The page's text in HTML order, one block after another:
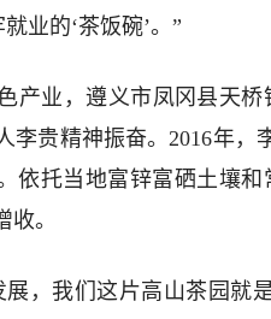
业的‘茶饭碗’。”
产业，遵义市凤冈县天桥
李贵精神振奋。2016年，
依托当地富锌富硒土壤和
。
，我们这片高山茶园就